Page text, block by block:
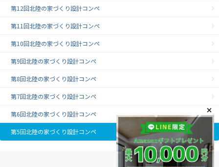
第12回北陸の家づくり設計コンペ
第11回北陸の家づくり設計コンペ
第10回北陸の家づくり設計コンペ
第9回北陸の家づくり設計コンペ
第8回北陸の家づくり設計コンペ
第7回北陸の家づくり設計コンペ
第6回北陸の家づくり設計コンペ
第5回北陸の家づくり設計コンペ